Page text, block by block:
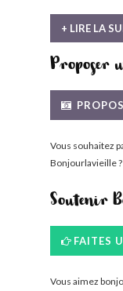
+ LIRE LA
Proposer
Vous souhaitez
Bonjourlavieille
Soutenir
FAITES
Vous aimez